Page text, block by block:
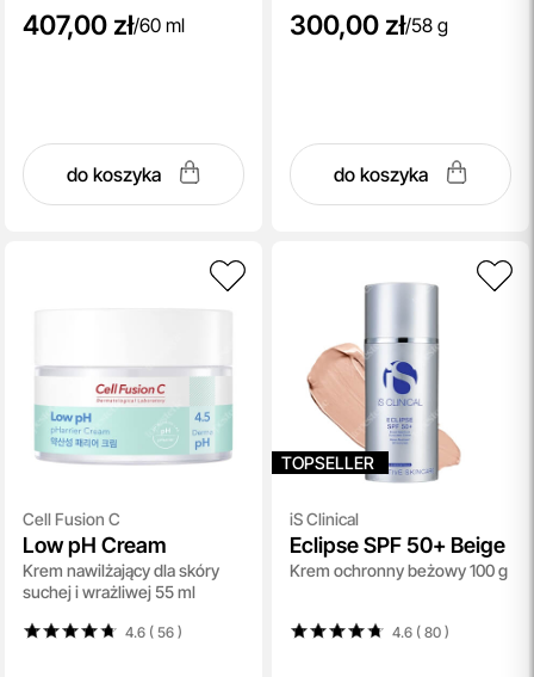
407,00 zł/60 ml
do koszyka
300,00 zł/58 g
do koszyka
Cell Fusion C
Low pH Cream
Krem nawilżający dla skóry
suchej i wrażliwej 55 ml
4.6 ( 56)
TOPSELLER
iS Clinical
Eclipse SPF 50+ Beige
Krem ochronny beżowy 100 g
4.6 ( 80)